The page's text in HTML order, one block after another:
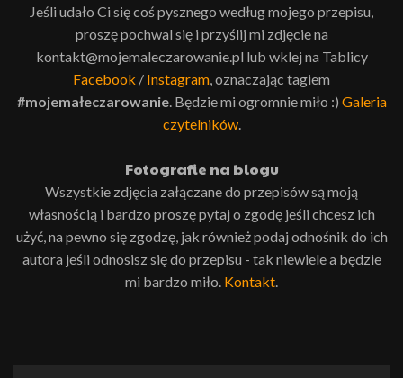
Jeśli udało Ci się coś pysznego według mojego przepisu,
proszę pochwal się i przyślij mi zdjęcie na
kontakt@mojemaleczarowanie.pl lub wklej na Tablicy
Facebook / Instagram, oznaczając tagiem
#mojemałeczarowanie. Będzie mi ogromnie miło :) Galeria
czytelników.
Fotografie na blogu
Wszystkie zdjęcia załączane do przepisów są moją
własnością i bardzo proszę pytaj o zgodę jeśli chcesz ich
użyć, na pewno się zgodzę, jak również podaj odnośnik do ich
autora jeśli odnosisz się do przepisu - tak niewiele a będzie
mi bardzo miło. Kontakt.